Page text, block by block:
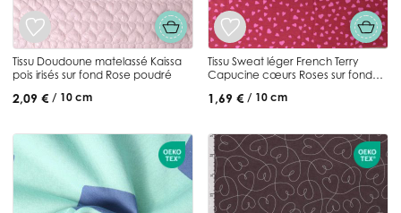
Tissu Doudoune matelassé Kaissa
pois irisés sur fond Rose poudré
2,09 € / 10 cm
Tissu Sweat léger French Terry
Capucine cœurs Roses sur fond
1,69 € / 10 cm